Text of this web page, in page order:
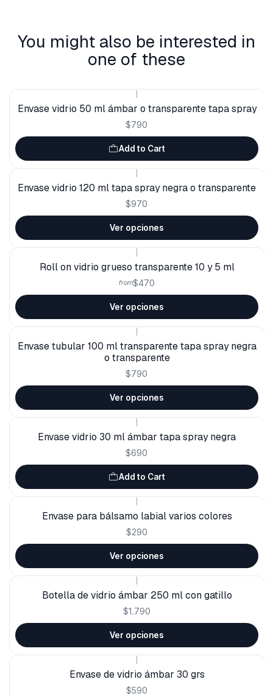
You might also be interested in
one of these
Envase vidrio 50 ml ámbar o transparente tapa spray
$790
Add to Cart
Envase vidrio 120 ml tapa spray negra o transparente
$970
Ver opciones
Roll on vidrio grueso transparente 10 y 5 ml
from$470
Ver opciones
Envase tubular 100 ml transparente tapa spray negra
o transparente
$790
Ver opciones
Envase vidrio 30 ml ámbar tapa spray negra
$690
Add to Cart
Envase para bálsamo labial varios colores
$290
Ver opciones
Botella de vidrio ámbar 250 ml con gatillo
$1.790
Ver opciones
Envase de vidrio ámbar 30 grs
$590